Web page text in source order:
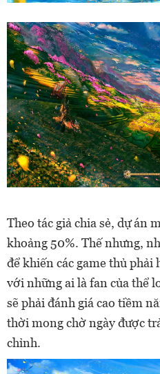
Theo tác giả chia sẻ, dự án
khoảng 50%. Thế nhưng,
để khiến các game thủ phải
với những ai là fan của thể
sẽ phải đánh giá cao tiềm
thời mong chờ ngày được
chỉnh.